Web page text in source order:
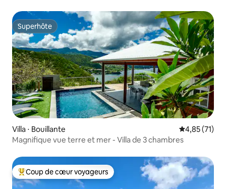
Superhôte
Superhôte
Villa ⋅ Bouillante Évaluation
4,85 (71)
Magnifique vue terre et mer - Villa de 3 chambres
Coups de cœur voyageurs les plus appréciés
Coup de cœur voyageurs